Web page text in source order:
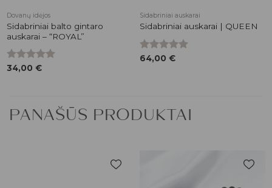
Dovanų idėjos
Sidabriniai balto gintaro
auskarai – “ROYAL”
Įvertinimas:
34,00 €
Sidabriniai auskarai
Sidabriniai auskarai | QUEEN
Įvertinimas:
64,00 €
PANAŠŪS PRODUKTAI